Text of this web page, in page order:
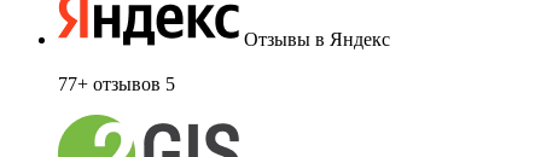
Отзывы в Яндекс
77+ отзывов 5